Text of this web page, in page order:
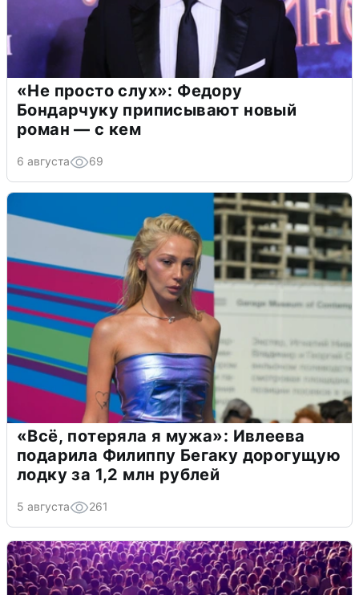
«Не просто слух»: Федору
Бондарчуку приписывают новый
роман — с кем
6 августа 69
«Всё, потеряла я мужа»: Ивлеева
подарила Филиппу Бегаку дорогущую
лодку за 1,2 млн рублей
5 августа 261